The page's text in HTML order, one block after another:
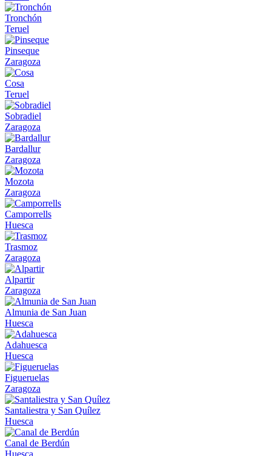
Tronchón
Teruel
Pinseque
Zaragoza
Cosa
Teruel
Sobradiel
Zaragoza
Bardallur
Zaragoza
Mozota
Zaragoza
Camporrells
Huesca
Trasmoz
Zaragoza
Alpartir
Zaragoza
Almunia de San Juan
Huesca
Adahuesca
Huesca
Figueruelas
Zaragoza
Santaliestra y San Quílez
Huesca
Canal de Berdún
Huesca